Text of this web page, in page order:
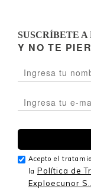
SUSCRÍBETE
Y NO TE
Acepto el
la Política de
Exploecunor